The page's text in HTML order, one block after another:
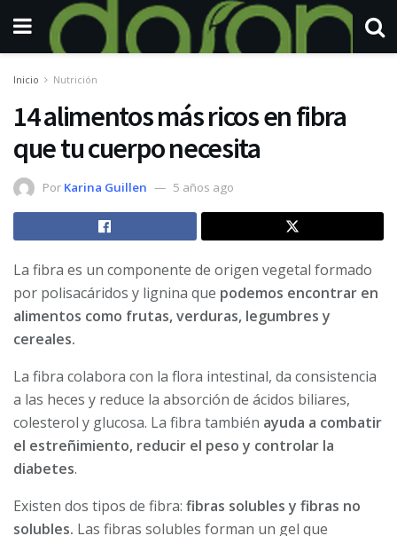
Inicio Nutrición
14 alimentos más ricos en fibra
que tu cuerpo necesita
Por Karina Guillen 5 años ago
La fibra es un componente de origen vegetal formado
por polisacáridos y lignina que podemos encontrar en
alimentos como frutas, verduras, legumbres y
cereales.
La fibra colabora con la flora intestinal, da consistencia
a las heces y reduce la absorción de ácidos biliares,
colesterol y glucosa. La fibra también ayuda a combatir
el estreñimiento, reducir el peso y controlar la
diabetes.
Existen dos tipos de fibra: fibras solubles y fibras no
solubles. Las fibras solubles forman un gel que